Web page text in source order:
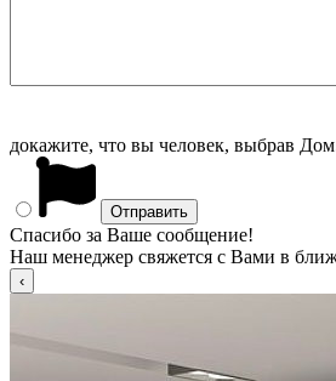
докажите, что вы человек, выбрав Дом
Спасибо за Ваше сообщение!
Наш менеджер свяжется с Вами в